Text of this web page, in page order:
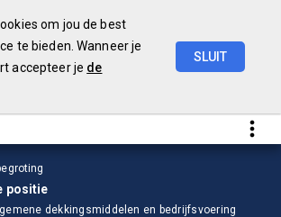
om jou de best
te bieden. Wanneer je
accepteer je de
SLUIT
positie
dekkingsmiddelen en bedrijfsvoering